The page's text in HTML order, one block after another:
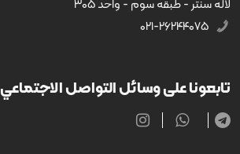
لاله سنتر - طبقه سوم - واحد ۳۰۵
۰۲۱-۲۶۲۴۴۰۷۵
تابعونا على وسائل التواصل الاجتماعي